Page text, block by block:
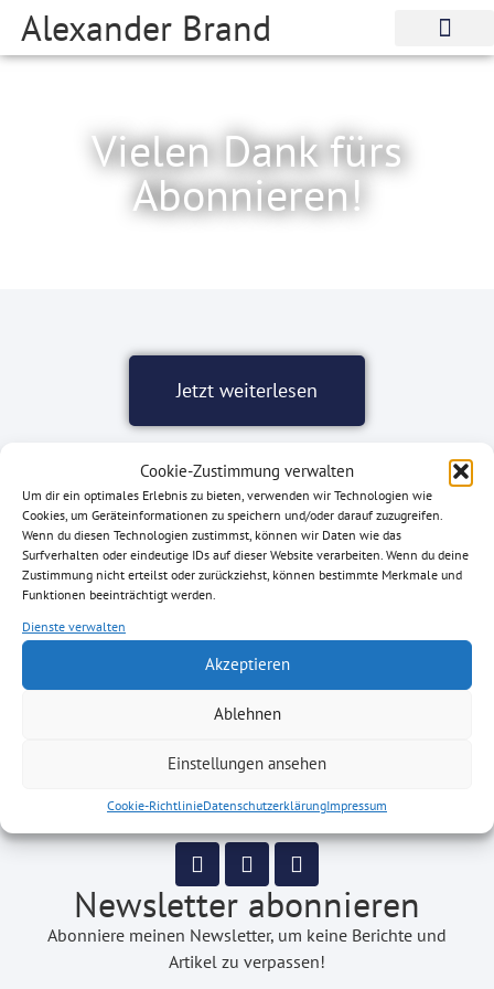
Cookie-Zustimmung verwalten
Um dir ein optimales Erlebnis zu bieten, verwenden wir Technologien wie
Cookies, um Geräteinformationen zu speichern und/oder darauf zuzugreifen.
Wenn du diesen Technologien zustimmst, können wir Daten wie das
Surfverhalten oder eindeutige IDs auf dieser Website verarbeiten. Wenn du deine
Zustimmung nicht erteilst oder zurückziehst, können bestimmte Merkmale und
Funktionen beeinträchtigt werden.
Dienste verwalten
Akzeptieren
Ablehnen
Einstellungen ansehen
Cookie-RichtlinieDatenschutzerklärungImpressum
Alexander Brand
Vielen Dank fürs
Abonnieren!
Jetzt weiterlesen
Newsletter abonnieren
Abonniere meinen Newsletter, um keine Berichte und
Artikel zu verpassen!